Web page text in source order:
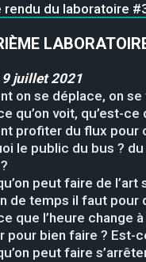
rendu du laboratoire
9 juillet 2021
on se déplace, on
qu’on voit, qu’est-
profiter du flux pour
le public du bus ?
peut faire de l’art
de temps il faut pour
que l’heure change
pour bien faire ? Est-
peut faire